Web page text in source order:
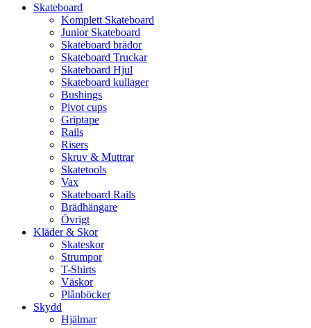
Skateboard
Komplett Skateboard
Junior Skateboard
Skateboard brädor
Skateboard Truckar
Skateboard Hjul
Skateboard kullager
Bushings
Pivot cups
Griptape
Rails
Risers
Skruv & Muttrar
Skatetools
Vax
Skateboard Rails
Brädhängare
Övrigt
Kläder & Skor
Skateskor
Strumpor
T-Shirts
Väskor
Plånböcker
Skydd
Hjälmar